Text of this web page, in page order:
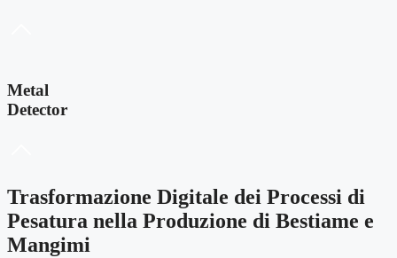
Metal
Detector
Trasformazione Digitale dei Processi di
Pesatura nella Produzione di Bestiame e
Mangimi